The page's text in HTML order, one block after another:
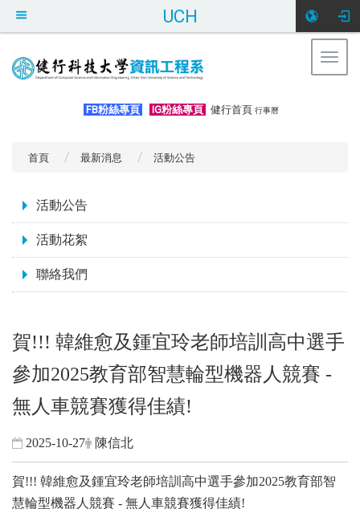
UCH
FB粉絲專頁 IG粉絲專頁 健行首頁 行事曆
首頁 最新消息 活動公告
活動公告
活動花絮
聯絡我們
賀!!! 韓維愈及鍾宜玲老師培訓高中選手
參加2025教育部智慧輪型機器人競賽 -
無人車競賽獲得佳績!
2025-10-27 陳信北
賀!!! 韓維愈及鍾宜玲老師培訓高中選手參加2025教育部智
慧輪型機器人競賽 - 無人車競賽獲得佳績!